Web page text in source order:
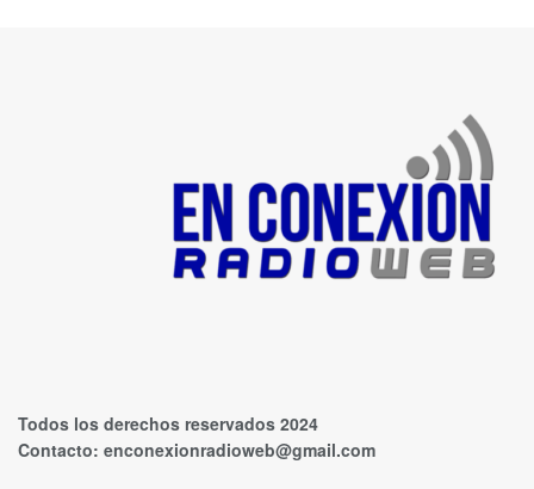
Todos los derechos reservados 2024
Contacto: enconexionradioweb@gmail.com